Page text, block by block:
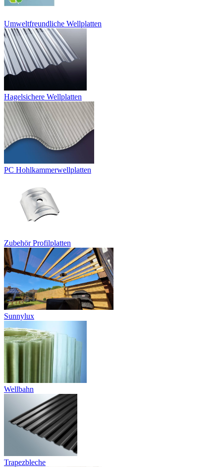
Umweltfreundliche Wellplatten
Hagelsichere Wellplatten
PC Hohlkammerwellplatten
Zubehör Profilplatten
Sunnylux
Wellbahn
Trapezbleche